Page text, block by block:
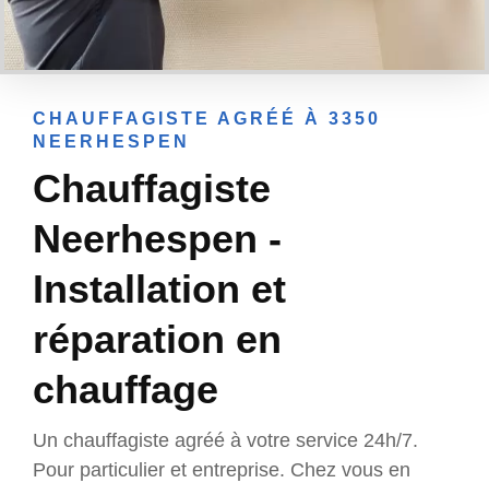
CHAUFFAGISTE AGRÉÉ À 3350
NEERHESPEN
Chauffagiste
Neerhespen -
Installation et
réparation en
chauffage
Un chauffagiste agréé à votre service 24h/7.
Pour particulier et entreprise. Chez vous en